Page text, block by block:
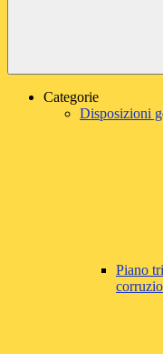
Categorie
Disposizioni
Piano